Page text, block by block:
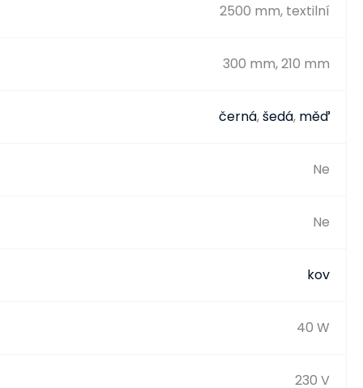
2500 mm, textilní
300 mm, 210 mm
černá,šedá, měď
Ne
Ne
kov
40 W
230 V